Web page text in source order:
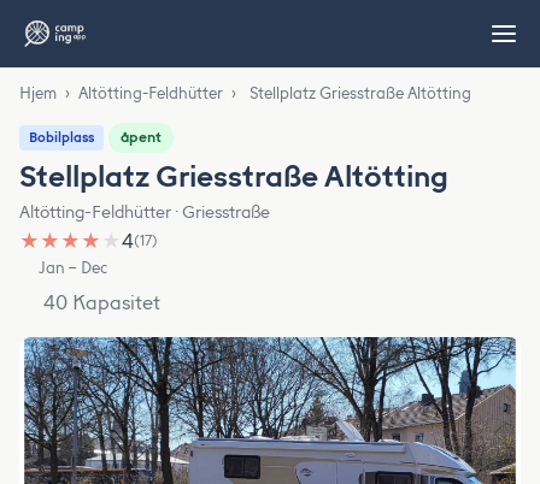
Hjem › Altötting-Feldhütter › Stellplatz Griesstraße Altötting
Bobilplass åpent
Stellplatz Griesstraße Altötting
Altötting-Feldhütter · Griesstraße
★ ★ ★ ★ ★4(17)
Jan – Dec
40 Kapasitet